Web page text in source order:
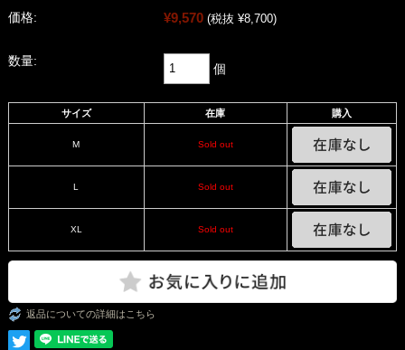
価格: ¥9,570 (税抜 ¥8,700)
数量:
個
サイズ 在庫 購入
M Sold out
L Sold out
XL Sold out
返品についての詳細はこちら